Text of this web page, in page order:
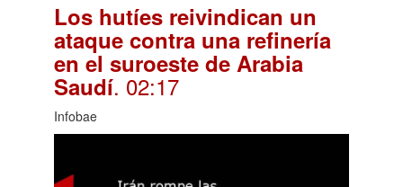
Los hutíes reivindican un
ataque contra una refinería
en el suroeste de Arabia
Saudí. 02:17
Infobae